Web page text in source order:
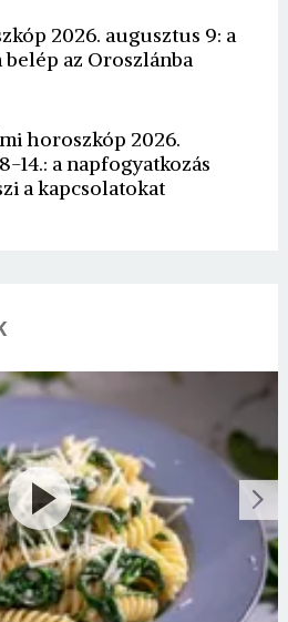
2026. augusztus 9: a
az Oroszlánba
horoszkóp 2026.
14.: a napfogyatkozás
a kapcsolatokat
bejelentkezés